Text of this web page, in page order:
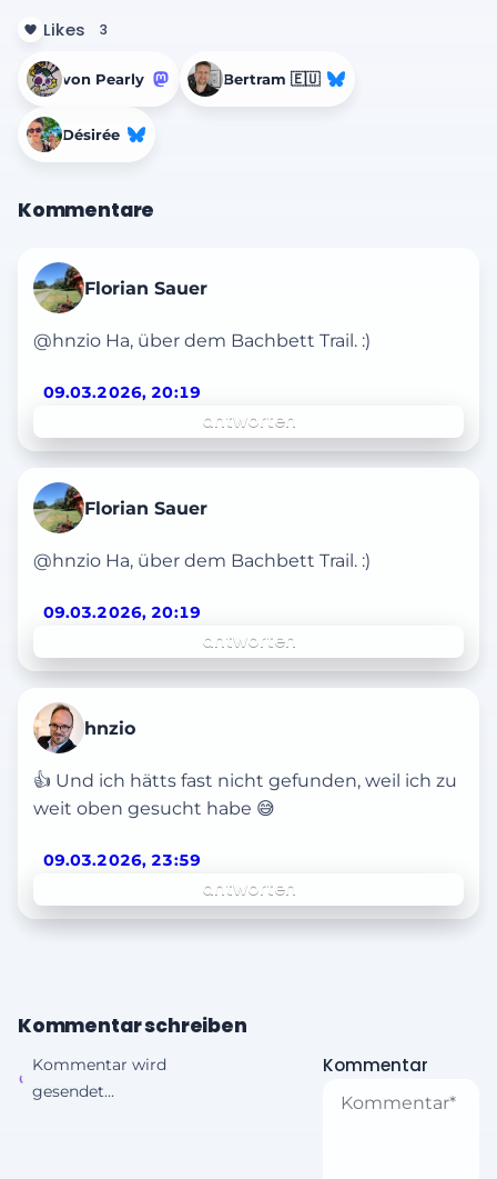
Likes 3
von Pearly Bertram 🇪🇺
Désirée
Kommentare
Florian Sauer
@hnzio Ha, über dem Bachbett Trail. :)
09.03.2026, 20:19
antworten
Florian Sauer
@hnzio Ha, über dem Bachbett Trail. :)
09.03.2026, 20:19
antworten
hnzio
👍 Und ich hätts fast nicht gefunden, weil ich zu
weit oben gesucht habe 😅
09.03.2026, 23:59
antworten
Kommentar schreiben
Kommentar wird
gesendet...
Kommentar